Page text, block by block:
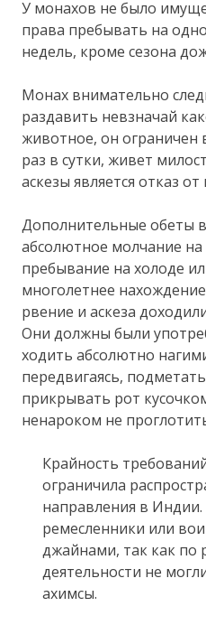
У монахов не было
права пребывать на
недель, кроме сезона
Монах внимательно
раздавить невзначай
животное, он ограничен
раз в сутки, живет
аскезы является отказ
Дополнительные обеты
абсолютное молчание
пребывание на холоде
многолетнее
рвение и аскеза
Они должны были
ходить абсолютно
передвигаясь,
прикрывать рот
ненароком не
Крайность
ограничила
направления в
ремесленники или
джайнами, так как по
деятельности не
ахимсы.